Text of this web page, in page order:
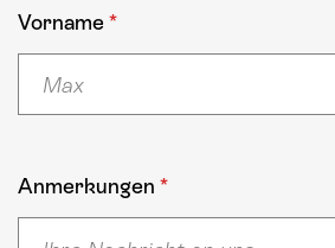
Vorname*
Anmerkungen *